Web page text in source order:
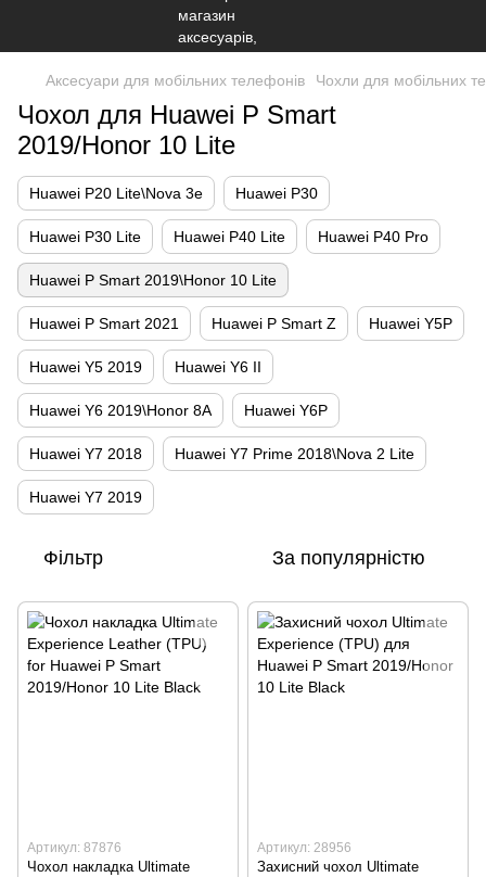
Аксесуари для мобільних телефонів Чохли для мобільних
Чохол для Huawei P Smart
2019/Honor 10 Lite
Huawei P20 Lite\Nova 3e Huawei P30
Huawei P30 Lite Huawei P40 Lite Huawei P40 Pro
Huawei P Smart 2019\Honor 10 Lite
Huawei P Smart 2021 Huawei P Smart Z Huawei Y5P
Huawei Y5 2019 Huawei Y6 II
Huawei Y6 2019\Honor 8A Huawei Y6P
Huawei Y7 2018 Huawei Y7 Prime 2018\Nova 2 Lite
Huawei Y7 2019
Фільтр За популярністю
Артикул: 87876
Чохол накладка Ultimate
Артикул: 28956
Захисний чохол Ultimate